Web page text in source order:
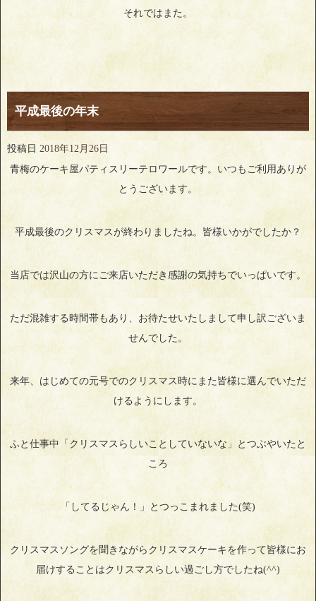
それではまた。
平成最後の年末
投稿日 2018年12月26日
青梅のケーキ屋パティスリーテロワールです。いつもご利用ありが
とうございます。
平成最後のクリスマスが終わりましたね。皆様いかがでしたか？
当店では沢山の方にご来店いただき感謝の気持ちでいっぱいです。
ただ混雑する時間帯もあり、お待たせいたしまして申し訳ございま
せんでした。
来年、はじめての元号でのクリスマス時にまた皆様に選んでいただ
けるようにします。
ふと仕事中「クリスマスらしいことしていないな」とつぶやいたと
ころ
「してるじゃん！」とつっこまれました(笑)
クリスマスソングを聞きながらクリスマスケーキを作って皆様にお
届けすることはクリスマスらしい過ごし方でしたね(^^)